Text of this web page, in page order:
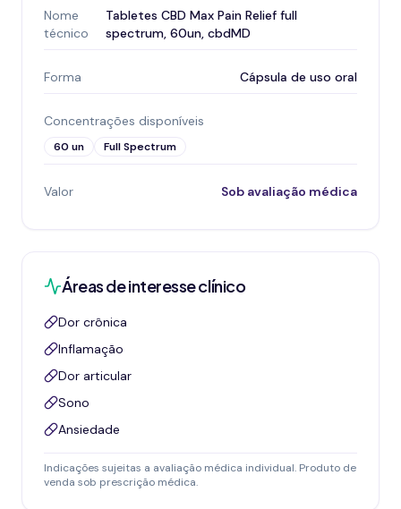
Nome
técnico
Tabletes CBD Max Pain Relief full
spectrum, 60un, cbdMD
Forma Cápsula de uso oral
Concentrações disponíveis
60 un Full Spectrum
Valor Sob avaliação médica
Áreas de interesse clínico
Dor crônica
Inflamação
Dor articular
Sono
Ansiedade
Indicações sujeitas a avaliação médica individual. Produto de
venda sob prescrição médica.